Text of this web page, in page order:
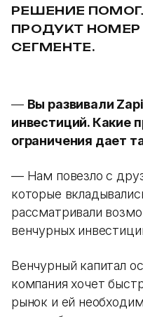
РЕШЕНИЕ
ПРОДУКТ
СЕГМЕНТЕ.
— Вы развивали
инвестиций. Какие
ограничения дает
— Нам повезло с
которые
рассматривали
венчурных
Венчурный капитал
компания хочет
рынок и ей